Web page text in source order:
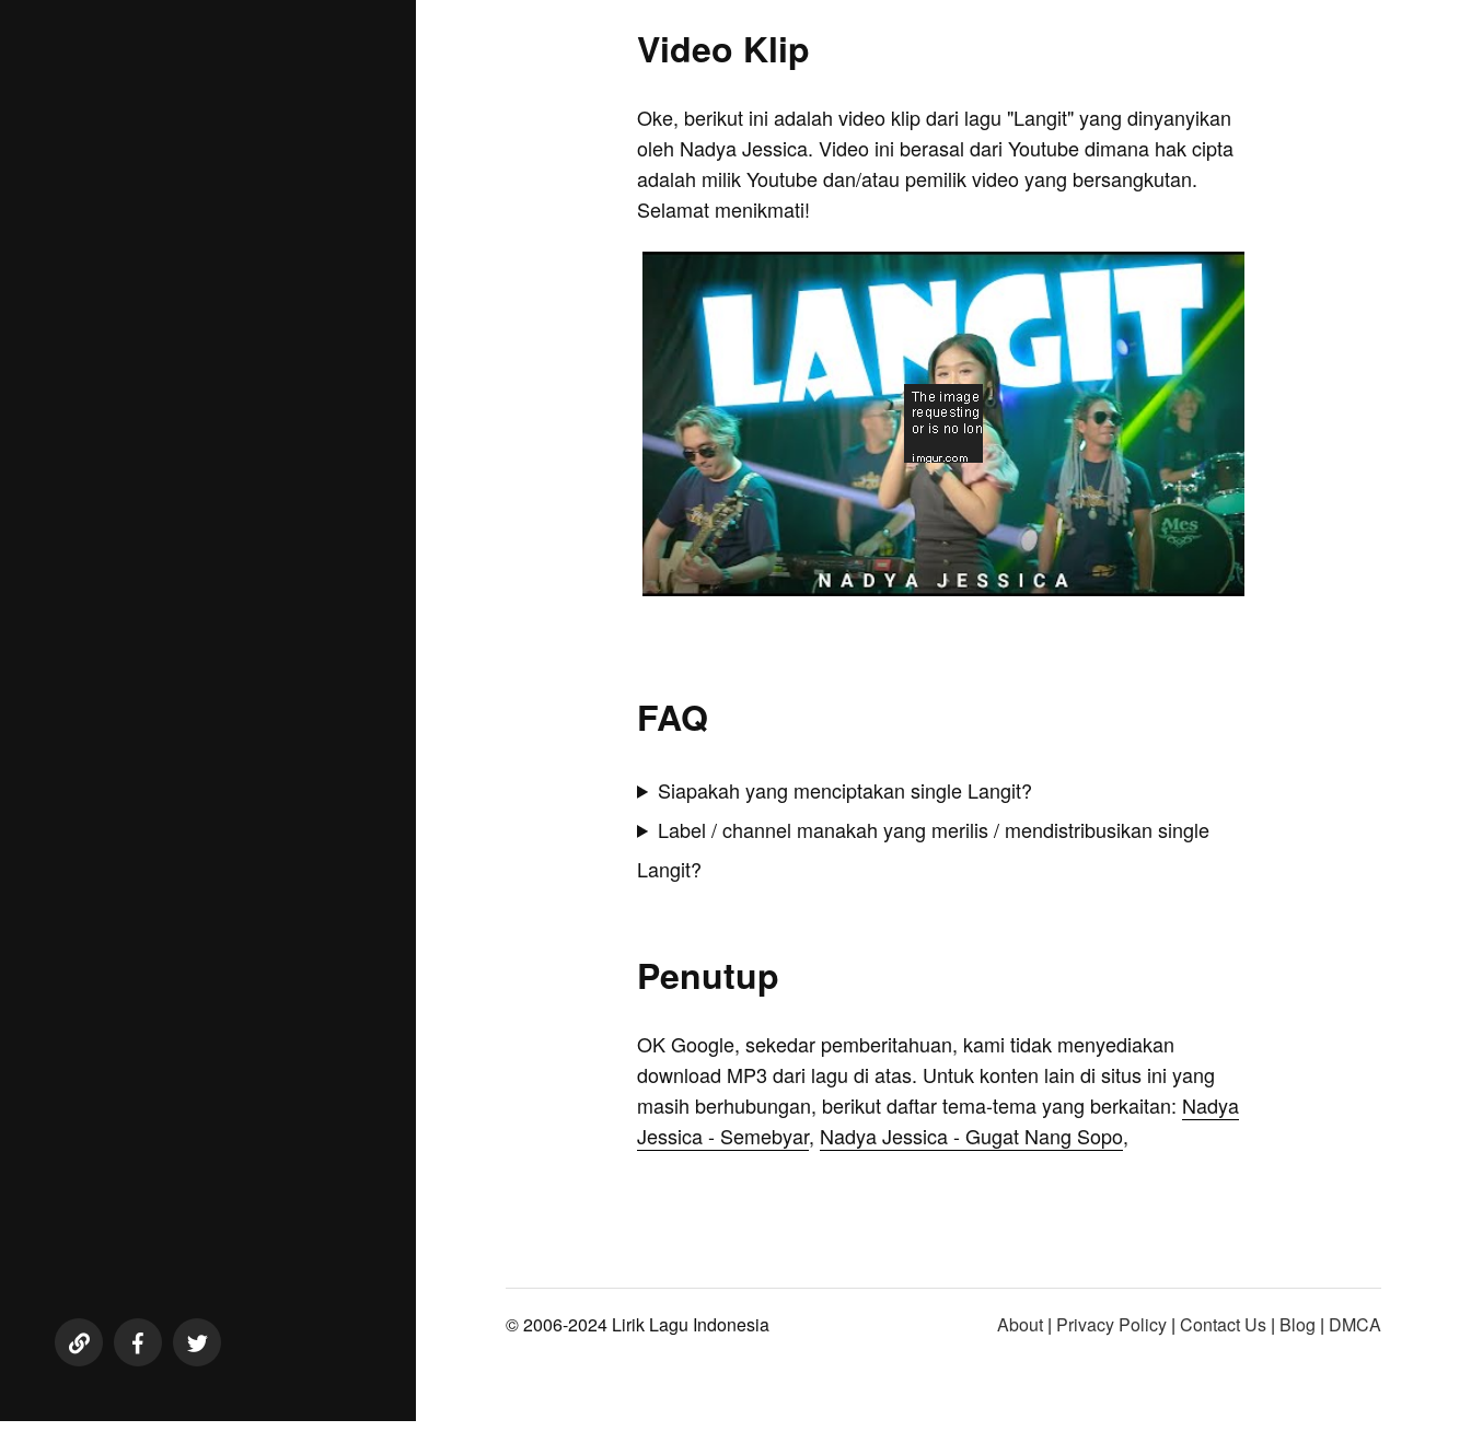
Video Klip
Oke, berikut ini adalah video klip dari lagu "Langit" yang dinyanyikan
oleh Nadya Jessica. Video ini berasal dari Youtube dimana hak cipta
adalah milik Youtube dan/atau pemilik video yang bersangkutan.
Selamat menikmati!
FAQ
Siapakah yang menciptakan single Langit?
Label / channel manakah yang merilis / mendistribusikan single
Langit?
Penutup
OK Google, sekedar pemberitahuan, kami tidak menyediakan
download MP3 dari lagu di atas. Untuk konten lain di situs ini yang
masih berhubungan, berikut daftar tema-tema yang berkaitan: Nadya
Jessica - Semebyar, Nadya Jessica - Gugat Nang Sopo,
© 2006-2024 Lirik Lagu Indonesia About | Privacy Policy | Contact Us | Blog | DMCA